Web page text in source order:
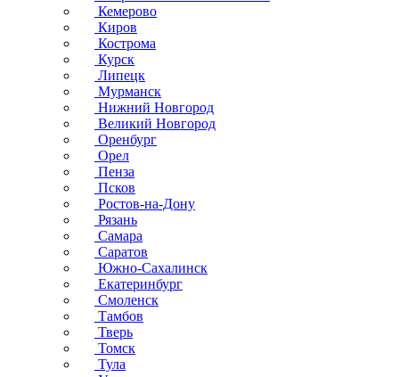
Кемерово
Киров
Кострома
Курск
Липецк
Мурманск
Нижний Новгород
Великий Новгород
Оренбург
Орел
Пенза
Псков
Ростов-на-Дону
Рязань
Самара
Саратов
Южно-Сахалинск
Екатеринбург
Смоленск
Тамбов
Тверь
Томск
Тула